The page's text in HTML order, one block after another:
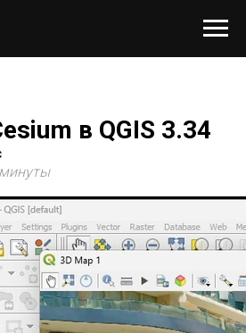
в QGIS 3.34